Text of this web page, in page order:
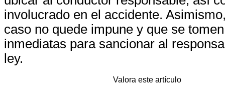
involucrado en el accidente.
caso no quede impune y que se
inmediatas para sancionar al
ley.
Valora este artículo